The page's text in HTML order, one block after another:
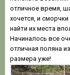
отличное время,
хочется, и
найти их места
Начиналось все
отличная поляна
размера уже!